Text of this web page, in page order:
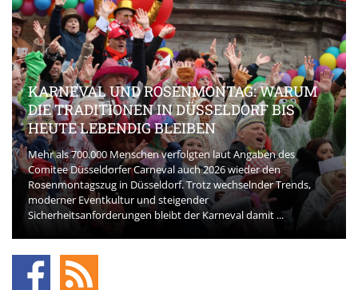
KARNEVAL UND ROSENMONTAG: WARUM
DIE TRADITIONEN IN DÜSSELDORF BIS
HEUTE LEBENDIG BLEIBEN
Mehr als 700.000 Menschen verfolgten laut Angaben des
Comitee Düsseldorfer Carneval auch 2026 wieder den
Rosenmontagszug in Düsseldorf. Trotz wechselnder Trends,
moderner Eventkultur und steigender
Sicherheitsanforderungen bleibt der Karneval damit ...